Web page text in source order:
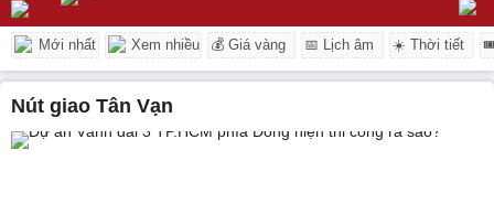
Mới nhất Xem nhiều 💰 Giá vàng 📅 Lịch âm ☀️ Thời tiết
nút giao Tân Vạn